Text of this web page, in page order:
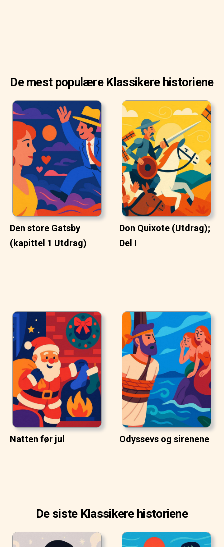
De mest populære Klassikere historiene
Den store Gatsby
(kapittel 1 Utdrag)
Don Quixote (Utdrag);
Del I
Natten før jul Odyssevs og sirenene
De siste Klassikere historiene